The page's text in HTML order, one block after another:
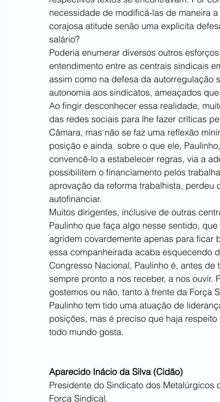
necessidade de modificá-las de maneira
corajosa atitude senão uma explicita
salário?
Poderia enumerar diversos outros
entendimento entre as centrais sindicais
assim como na defesa da
autonomia aos sindicatos, ameaçados
Ao fingir desconhecer essa realidade,
das redes sociais para lhe fazer críticas
Câmara, mas não se faz uma reflexão
posição e ainda  sobre o que ele,
convencê-lo a estabelecer regras, via a
possibilitem o financiamento pelos
aprovação da reforma trabalhista,
autofinanciar.
Muitos dirigentes, inclusive de outras
Paulinho que faça algo nesse sentido,
agridem covardemente apenas para ficar
essa companheirada acaba esquecendo
Congresso Nacional, Paulinho é, antes
sempre pronto a nos receber, a nos
gostemos ou não, tanto à frente da
Paulinho tem tido uma atuação de
posições, mas é preciso que haja
todo mundo gosta.
Aparecido Inácio da Silva (Cidão)
Presidente do Sindicato dos
Força Sindical.